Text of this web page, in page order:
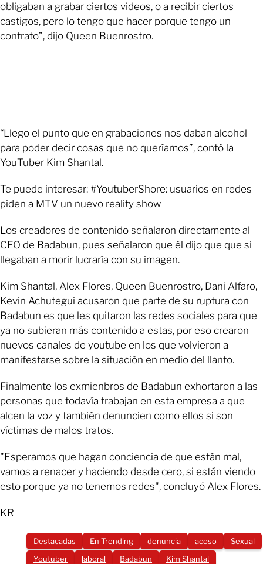
obligaban a grabar ciertos videos, o a recibir ciertos
castigos, pero lo tengo que hacer porque tengo un
contrato”, dijo Queen Buenrostro.
“Llego el punto que en grabaciones nos daban alcohol
para poder decir cosas que no queríamos”, contó la
YouTuber Kim Shantal.
Te puede interesar: #YoutuberShore: usuarios en redes
piden a MTV un nuevo reality show
Los creadores de contenido señalaron directamente al
CEO de Badabun, pues señalaron que él dijo que que si
llegaban a morir lucraría con su imagen.
Kim Shantal, Alex Flores, Queen Buenrostro, Dani Alfaro,
Kevin Achutegui acusaron que parte de su ruptura con
Badabun es que les quitaron las redes sociales para que
ya no subieran más contenido a estas, por eso crearon
nuevos canales de youtube en los que volvieron a
manifestarse sobre la situación en medio del llanto.
Finalmente los exmienbros de Badabun exhortaron a las
personas que todavía trabajan en esta empresa a que
alcen la voz y también denuncien como ellos si son
víctimas de malos tratos.
"Esperamos que hagan conciencia de que están mal,
vamos a renacer y haciendo desde cero, si están viendo
esto porque ya no tenemos redes", concluyó Alex Flores.
KR
Destacadas En Trending denuncia acoso
Sexual
Youtuber
laboral Badabun
Kim Shantal